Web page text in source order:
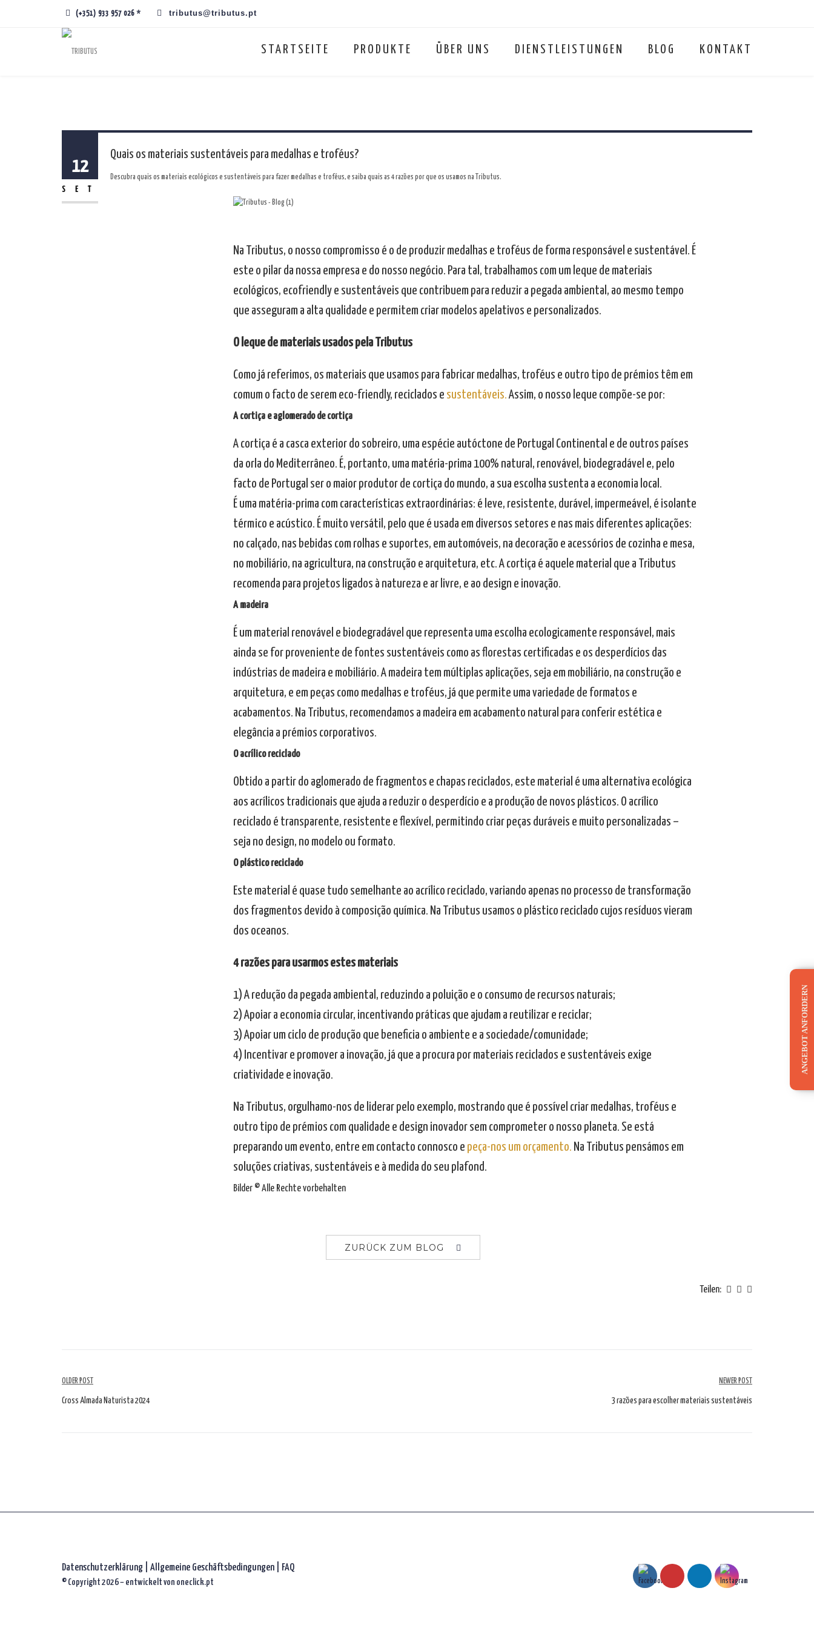
(+351) 933 957 026 * tributus@tributus.pt
STARTSEITE PRODUKTE ÜBER UNS DIENSTLEISTUNGEN BLOG KONTAKT
12
SET
Quais os materiais sustentáveis para medalhas e troféus?
Descubra quais os materiais ecológicos e sustentáveis para fazer medalhas e troféus, e saiba quais as 4 razões por que os usamos na Tributus.
Na Tributus, o nosso compromisso é o de produzir medalhas e troféus de forma responsável e sustentável. É
este o pilar da nossa empresa e do nosso negócio. Para tal, trabalhamos com um leque de materiais
ecológicos, ecofriendly e sustentáveis que contribuem para reduzir a pegada ambiental, ao mesmo tempo
que asseguram a alta qualidade e permitem criar modelos apelativos e personalizados.
O leque de materiais usados pela Tributus
Como já referimos, os materiais que usamos para fabricar medalhas, troféus e outro tipo de prémios têm em
comum o facto de serem eco-friendly, reciclados e sustentáveis.Assim, o nosso leque compõe-se por:
A cortiça e aglomerado de cortiça
A cortiça é a casca exterior do sobreiro, uma espécie autóctone de Portugal Continental e de outros países
da orla do Mediterrâneo. É, portanto, uma matéria-prima 100% natural, renovável, biodegradável e, pelo
facto de Portugal ser o maior produtor de cortiça do mundo, a sua escolha sustenta a economia local.
É uma matéria-prima com características extraordinárias: é leve, resistente, durável, impermeável, é isolante
térmico e acústico. É muito versátil, pelo que é usada em diversos setores e nas mais diferentes aplicações:
no calçado, nas bebidas com rolhas e suportes, em automóveis, na decoração e acessórios de cozinha e mesa,
no mobiliário, na agricultura, na construção e arquitetura, etc. A cortiça é aquele material que a Tributus
recomenda para projetos ligados à natureza e ar livre, e ao design e inovação.
A madeira
É um material renovável e biodegradável que representa uma escolha ecologicamente responsável, mais
ainda se for proveniente de fontes sustentáveis como as florestas certificadas e os desperdícios das
indústrias de madeira e mobiliário. A madeira tem múltiplas aplicações, seja em mobiliário, na construção e
arquitetura, e em peças como medalhas e troféus, já que permite uma variedade de formatos e
acabamentos. Na Tributus, recomendamos a madeira em acabamento natural para conferir estética e
elegância a prémios corporativos.
O acrílico reciclado
Obtido a partir do aglomerado de fragmentos e chapas reciclados, este material é uma alternativa ecológica
aos acrílicos tradicionais que ajuda a reduzir o desperdício e a produção de novos plásticos. O acrílico
reciclado é transparente, resistente e flexível, permitindo criar peças duráveis e muito personalizadas –
seja no design, no modelo ou formato.
O plástico reciclado
Este material é quase tudo semelhante ao acrílico reciclado, variando apenas no processo de transformação
dos fragmentos devido à composição química. Na Tributus usamos o plástico reciclado cujos resíduos vieram
dos oceanos.
4 razões para usarmos estes materiais
1) A redução da pegada ambiental, reduzindo a poluição e o consumo de recursos naturais;
2) Apoiar a economia circular, incentivando práticas que ajudam a reutilizar e reciclar;
3) Apoiar um ciclo de produção que beneficia o ambiente e a sociedade/comunidade;
4) Incentivar e promover a inovação, já que a procura por materiais reciclados e sustentáveis exige
criatividade e inovação.
Na Tributus, orgulhamo-nos de liderar pelo exemplo, mostrando que é possível criar medalhas, troféus e
outro tipo de prémios com qualidade e design inovador sem comprometer o nosso planeta. Se está
preparando um evento, entre em contacto connosco e peça-nos um orçamento. Na Tributus pensámos em
soluções criativas, sustentáveis e à medida do seu plafond.
Bilder © Alle Rechte vorbehalten
ZURÜCK ZUM BLOG
Teilen:
Artikelübersicht
OLDER POST
Cross Almada Naturista 2024
NEWER POST
3 razões para escolher materiais sustentáveis
Datenschutzerklärung Allgemeine Geschäftsbedingungen | FAQ
© Copyright 2026 – entwickelt von oneclick.pt
ANGEBOT ANFORDERN